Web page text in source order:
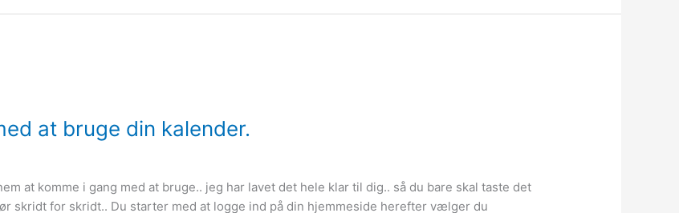
at bruge din kalender.
at komme i gang med at bruge.. jeg har lavet det hele klar til dig.. så du bare skal taste det
skridt for skridt.. Du starter med at logge ind på din hjemmeside herefter vælger du